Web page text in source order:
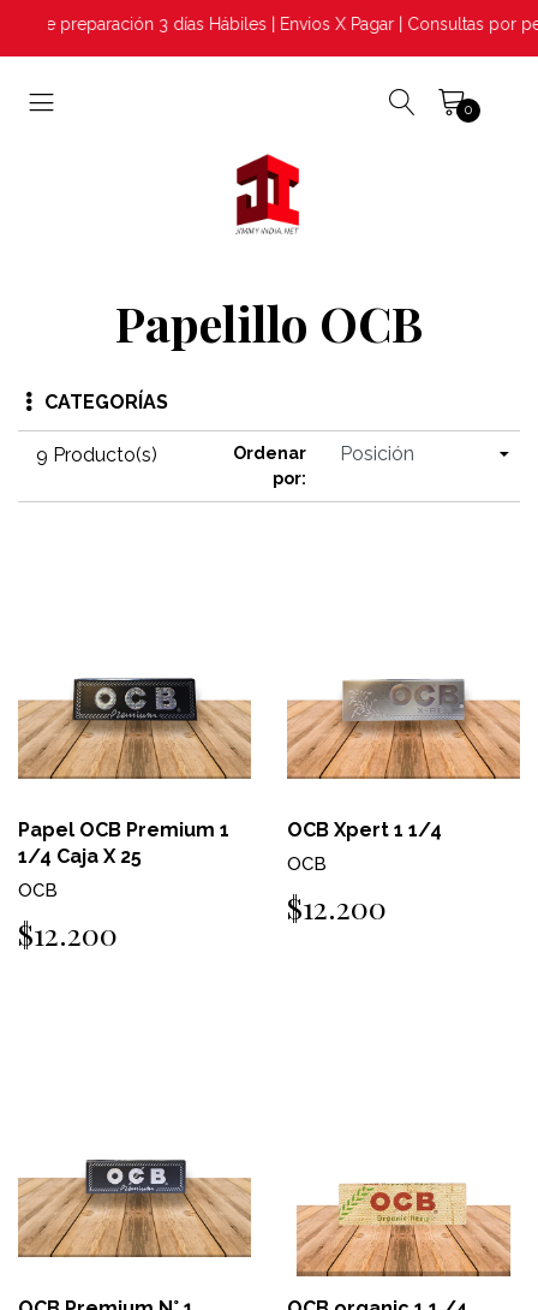
preparación 3 días Hábiles | Envios X Pagar | Consultas por
0
Papelillo OCB
CATEGORÍAS
9 Producto(s)
Ordenar
por:
Papel OCB Premium 1
1/4 Caja X 25
OCB
$12.200
OCB Xpert 1 1/4
OCB
$12.200